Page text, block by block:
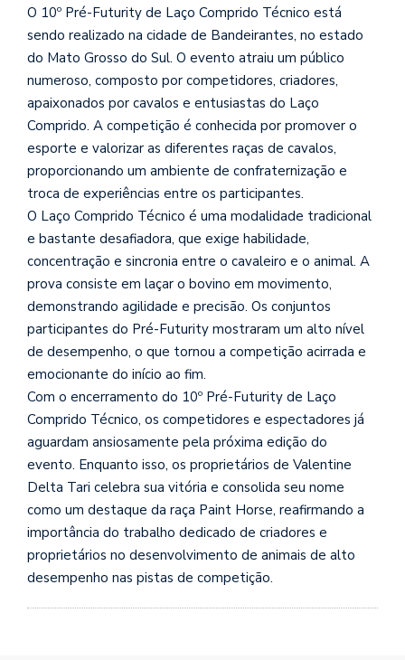
O 10º Pré-Futurity de Laço Comprido Técnico está
sendo realizado na cidade de Bandeirantes, no estado
do Mato Grosso do Sul. O evento atraiu um público
numeroso, composto por competidores, criadores,
apaixonados por cavalos e entusiastas do Laço
Comprido. A competição é conhecida por promover o
esporte e valorizar as diferentes raças de cavalos,
proporcionando um ambiente de confraternização e
troca de experiências entre os participantes.
O Laço Comprido Técnico é uma modalidade tradicional
e bastante desafiadora, que exige habilidade,
concentração e sincronia entre o cavaleiro e o animal. A
prova consiste em laçar o bovino em movimento,
demonstrando agilidade e precisão. Os conjuntos
participantes do Pré-Futurity mostraram um alto nível
de desempenho, o que tornou a competição acirrada e
emocionante do início ao fim.
Com o encerramento do 10º Pré-Futurity de Laço
Comprido Técnico, os competidores e espectadores já
aguardam ansiosamente pela próxima edição do
evento. Enquanto isso, os proprietários de Valentine
Delta Tari celebra sua vitória e consolida seu nome
como um destaque da raça Paint Horse, reafirmando a
importância do trabalho dedicado de criadores e
proprietários no desenvolvimento de animais de alto
desempenho nas pistas de competição.